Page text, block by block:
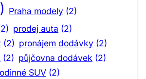
Praha modely (2)
prodej auta (2)
(2) pronájem dodávky (2)
(2) půjčovna dodávek (2)
SUV (2)